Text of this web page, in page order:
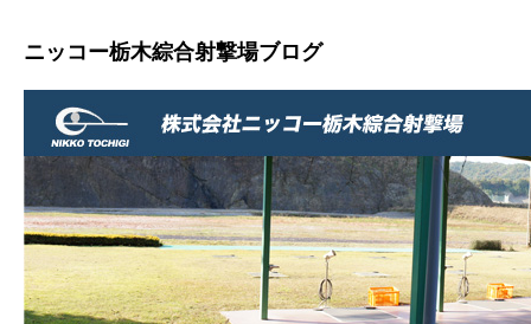
ニッコー栃木綜合射撃場ブログ